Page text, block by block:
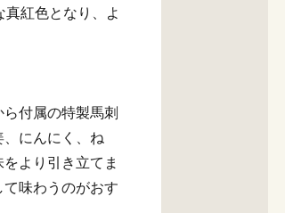
紅色となり、よ
付属の特製馬刺
にんにく、ね
より引き立てま
味わうのがおす